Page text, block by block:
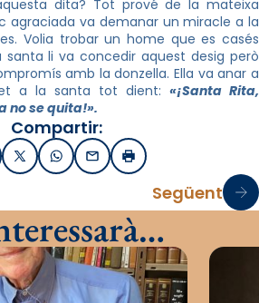
dita? Tot prové de la mateixa
agraciada va demanar un miracle a la
Volia trobar un home que es casés
santa li va concedir aquest desig però
amb la donzella. Ella va anar a
a la santa tot dient: «¡Santa Rita,
no se quita!».
Compartir:
X / TwitterWhatsApp
EmailImprimir
Següent